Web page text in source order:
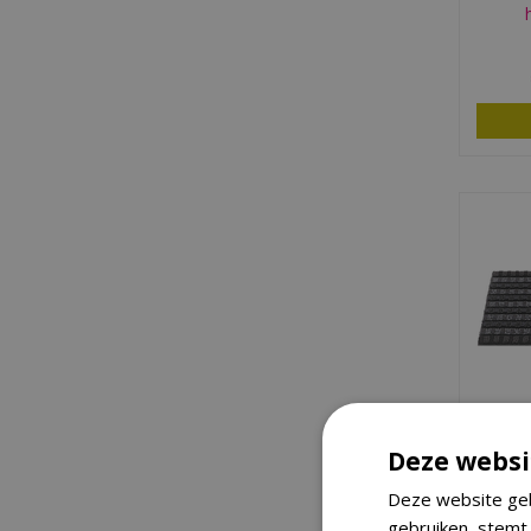
Deze
Deze website